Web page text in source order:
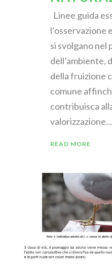
Linee guida
l’osservazione
si svolgano
dell’ambiente,
della fruizione
comune
contribuisca
valorizzazione...
READ MORE